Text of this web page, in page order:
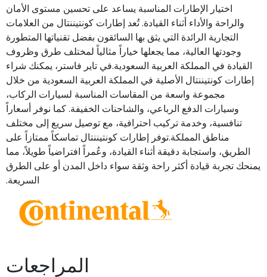
اختيار الإطارات المناسبة يساعد على تحسين مستوى الأمان
والراحة والأداء أثناء القيادة. تُعد إطارات كونتيننتال من العلامات
التجارية الرائدة التي يثق بها السائقون بفضل تقنياتها المتطورة
وجودتها العالية، مما يجعلها خياراً مثالياً لمختلف طرق وظروف
القيادة في المملكة العربية السعودية.في تاير فاستر، يمكنك شراء
إطارات كونتيننتال الأصلية في المملكة العربية السعودية من خلال
مجموعة واسعة من المقاسات المناسبة لسيارات الركاب،
وسيارات الدفع الرباعي، والشاحنات الخفيفة. كما نوفر أسعاراً
تنافسية، وخدمة تركيب احترافية، مع توصيل سريع إلى مختلف
مناطق المملكة.توفر إطارات كونتيننتال تماسكاً ممتازاً على
الطريق، واستجابة دقيقة أثناء القيادة، وعُمراً افتراضياً طويلاً، مما
يمنحك تجربة قيادة أكثر راحة وثقة سواء داخل المدن أو على الطرق
السريعة.
المراجعات